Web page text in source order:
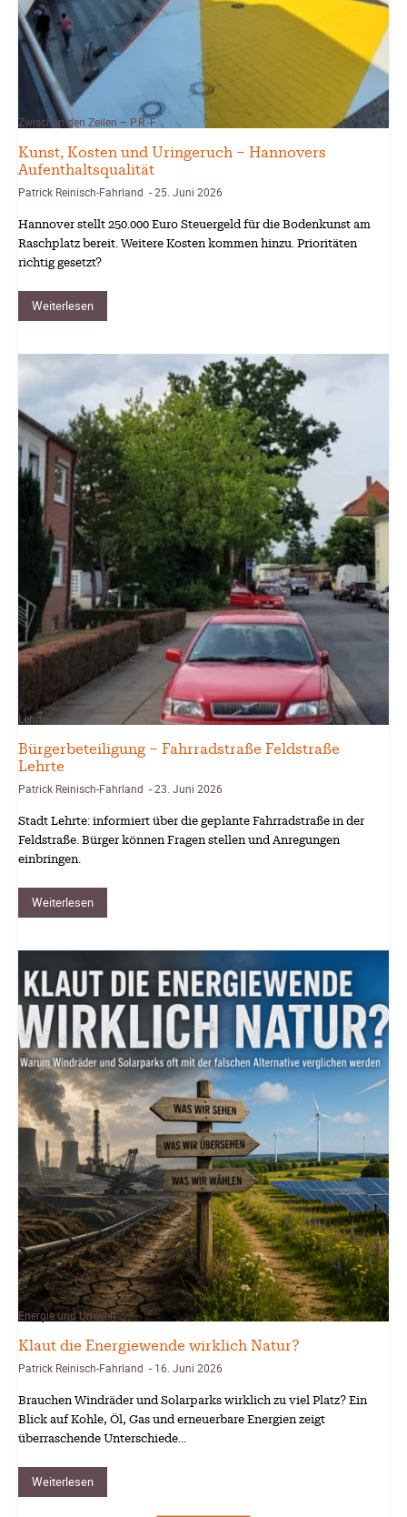
Zwischen den Zeilen – P.R.-F.
Kunst, Kosten und Uringeruch – Hannovers
Aufenthaltsqualität
Patrick Reinisch-Fahrland -25. Juni 2026
Hannover stellt 250.000 Euro Steuergeld für die Bodenkunst am
Raschplatz bereit. Weitere Kosten kommen hinzu. Prioritäten
richtig gesetzt?
Weiterlesen
Lehrte
Bürgerbeteiligung – Fahrradstraße Feldstraße
Lehrte
Patrick Reinisch-Fahrland -23. Juni 2026
Stadt Lehrte: informiert über die geplante Fahrradstraße in der
Feldstraße. Bürger können Fragen stellen und Anregungen
einbringen.
Weiterlesen
Energie und Umwelt
Klaut die Energiewende wirklich Natur?
Patrick Reinisch-Fahrland - 16. Juni 2026
Brauchen Windräder und Solarparks wirklich zu viel Platz? Ein
Blick auf Kohle, Öl, Gas und erneuerbare Energien zeigt
überraschende Unterschiede…
Weiterlesen